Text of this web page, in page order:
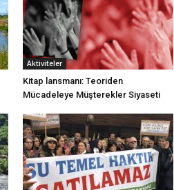
Aktiviteler
Kitap lansmanı: Teoriden
Mücadeleye Müşterekler Siyaseti